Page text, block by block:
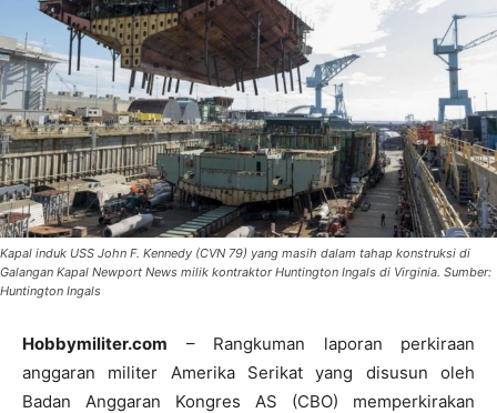
Kapal induk USS John F. Kennedy (CVN 79) yang masih dalam tahap konstruksi di
Galangan Kapal Newport News milik kontraktor Huntington Ingals di Virginia. Sumber:
Huntington Ingals
Hobbymiliter.com – Rangkuman laporan perkiraan
anggaran militer Amerika Serikat yang disusun oleh
Badan Anggaran Kongres AS (CBO) memperkirakan